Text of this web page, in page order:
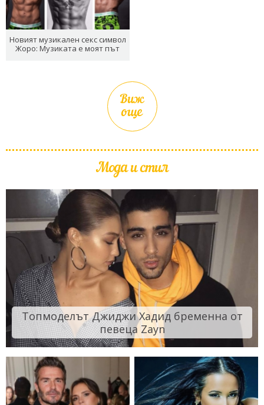
Новият музикален секс символ
Жоро: Музиката е моят път
Виж
още
Мода и стил
Топмоделът Джиджи Хадид бременна от
певеца Zayn